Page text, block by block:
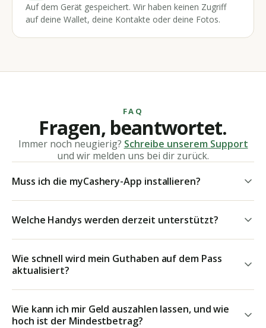
Auf dem Gerät gespeichert. Wir haben keinen Zugriff
auf deine Wallet, deine Kontakte oder deine Fotos.
FAQ
Fragen, beantwortet.
Immer noch neugierig? Schreibe unserem Support
und wir melden uns bei dir zurück.
Muss ich die myCashery-App installieren?
Welche Handys werden derzeit unterstützt?
Wie schnell wird mein Guthaben auf dem Pass
aktualisiert?
Wie kann ich mir Geld auszahlen lassen, und wie
hoch ist der Mindestbetrag?